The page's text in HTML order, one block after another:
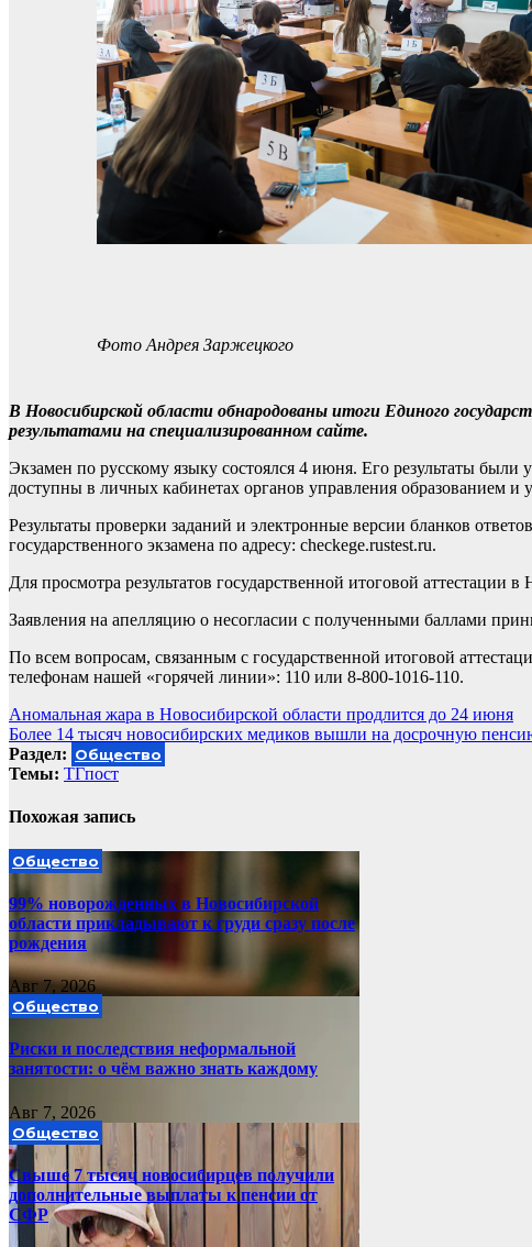
Фото Андрея Заржецкого
В Новосибирской области обнародованы итоги Единого
результатами на специализированном сайте.
Экзамен по русскому языку состоялся 4 июня. Его результаты
доступны в личных кабинетах органов управления образованием и
Результаты проверки заданий и электронные версии бланков
государственного экзамена по адресу: checkege.rustest.ru.
Для просмотра результатов государственной итоговой аттестации
Заявления на апелляцию о несогласии с полученными баллами
По всем вопросам, связанным с государственной итоговой
телефонам нашей «горячей линии»: 110 или 8-800-1016-110.
Навигация
по
записям
Аномальная жара в Новосибирской области продлится до 24 июня
Более 14 тысяч новосибирских медиков вышли на досрочную
Раздел: Общество
Темы: ТГпост
Похожая запись
Общество
99% новорожденных в Новосибирской
области прикладывают к груди сразу после
рождения
Авг 7, 2026
Общество
Риски и последствия неформальной
занятости: о чём важно знать каждому
Авг 7, 2026
Общество
Свыше 7 тысяч новосибирцев получили
дополнительные выплаты к пенсии от
СФР